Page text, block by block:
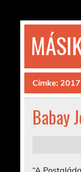
content
© 1992-
Címke:
Babay
“A